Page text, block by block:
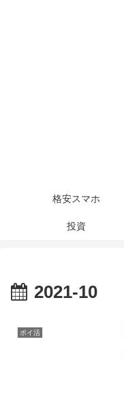
格安スマホ
投資
2021-10
ポイ活